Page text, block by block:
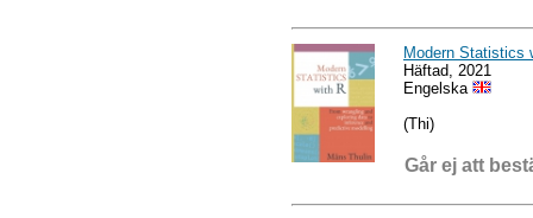
Modern Statistics
Häftad, 2021
Engelska
(Thi)
Går ej att